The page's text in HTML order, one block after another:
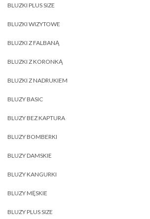
BLUZKI PLUS SIZE
BLUZKI WIZYTOWE
BLUZKI Z FALBANĄ
BLUZKI Z KORONKĄ
BLUZKI Z NADRUKIEM
BLUZY BASIC
BLUZY BEZ KAPTURA
BLUZY BOMBERKI
BLUZY DAMSKIE
BLUZY KANGURKI
BLUZY MĘSKIE
BLUZY PLUS SIZE